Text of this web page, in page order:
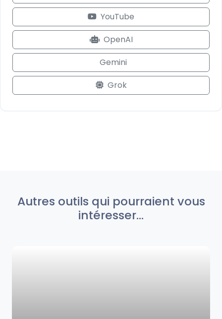
YouTube
OpenAI
Gemini
Grok
Autres outils qui pourraient vous
intéresser...